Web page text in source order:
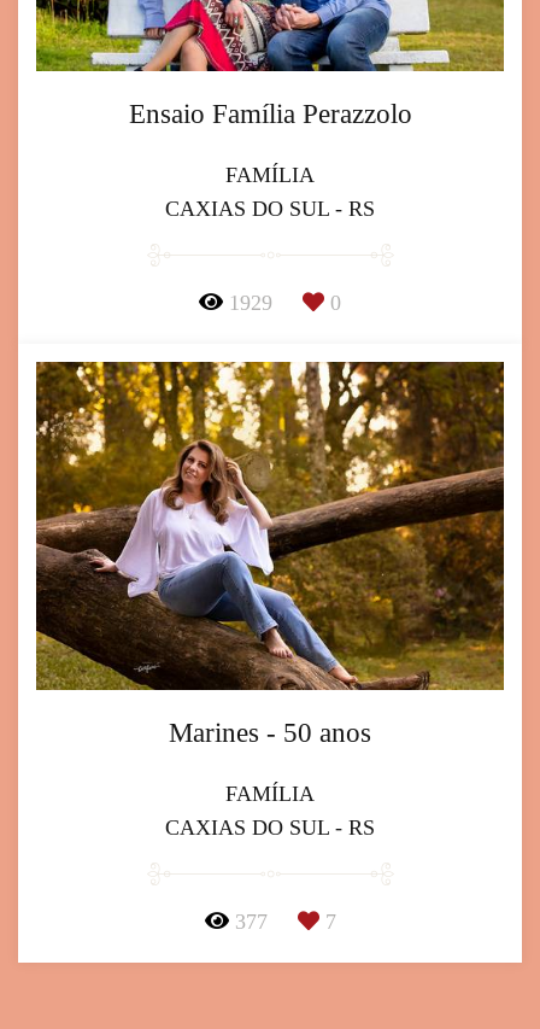
Ensaio Família Perazzolo
FAMÍLIA
CAXIAS DO SUL - RS
1929 0
Marines - 50 anos
FAMÍLIA
CAXIAS DO SUL - RS
377 7